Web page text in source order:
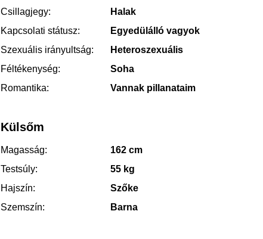
Csillagjegy:
Halak
Kapcsolati státusz:
Egyedülálló vagyok
Szexuális irányultság:
Heteroszexuális
Féltékenység:
Soha
Romantika:
Vannak pillanataim
Külsőm
Magasság:
162 cm
Testsúly:
55 kg
Hajszín:
Szőke
Szemszín:
Barna